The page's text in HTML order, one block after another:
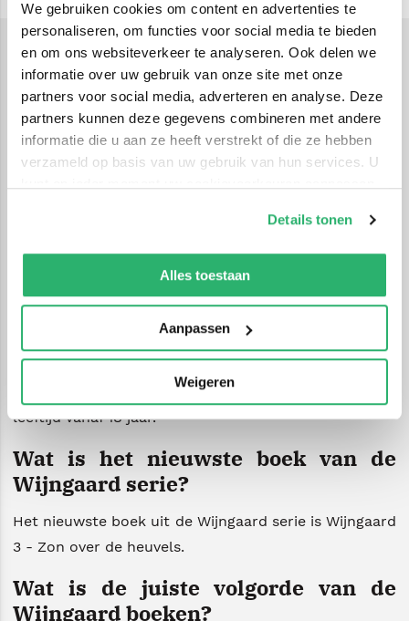
We gebruiken cookies om content en advertenties te
personaliseren, om functies voor social media te bieden
en om ons websiteverkeer te analyseren. Ook delen we
informatie over uw gebruik van onze site met onze
partners voor social media, adverteren en analyse. Deze
partners kunnen deze gegevens combineren met andere
informatie die u aan ze heeft verstrekt of die ze hebben
verzameld op basis van uw gebruik van hun services. U
kunnen ontvangen en verwerken.
Details tonen
Alles toestaan
Aanpassen
Weigeren
Wijngaard boeken
Door wie is de Wijngaard serie
geschreven?
De boeken van de Wijngaard serie zijn geschreven
door Marie Lacrosse.
Hoeveel Wijngaard boeken zijn er?
Voor welke leeftijd zijn de Wijngaard
boeken?
De Wijngaard boeken zijn Historische romans voor de
leeftijd vanaf 18 jaar.
Wat is het nieuwste boek van de
Wijngaard serie?
Het nieuwste boek uit de Wijngaard serie is Wijngaard
3 - Zon over de heuvels.
Wat is de juiste volgorde van de
Wijngaard boeken?